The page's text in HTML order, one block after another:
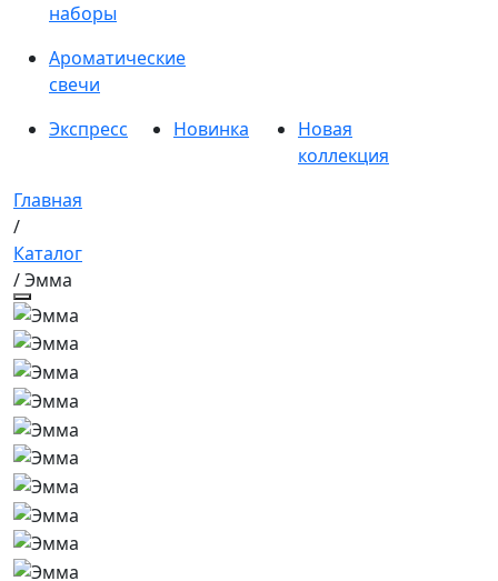
наборы
Ароматические
свечи
Экспресс
Новинка
Новая
коллекция
Главная
/
Каталог
/ Эмма